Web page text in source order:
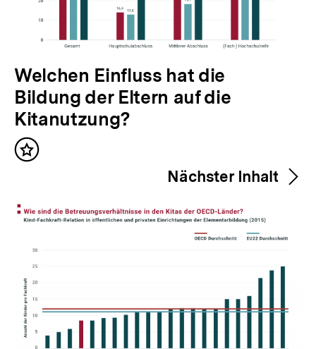
V
o
r
h
e
i
g
n
h
Welchen Einfluss hat die
Bildung der Eltern auf die
Kitanutzung?
Inhalt
Nächster Inhalt